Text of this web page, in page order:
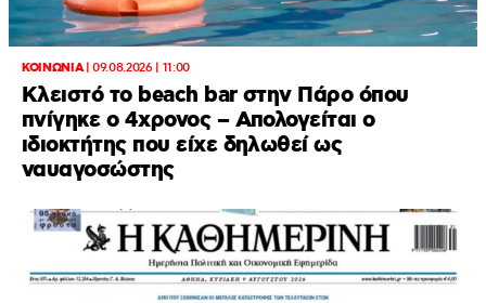
ΚΟΙΝΩΝΙΑ|09.08.2026 | 11:00
Κλειστό το beach bar στην Πάρο όπου
πνίγηκε ο 4χρονος – Απολογείται ο
ιδιοκτήτης που είχε δηλωθεί ως
ναυαγοσώστης